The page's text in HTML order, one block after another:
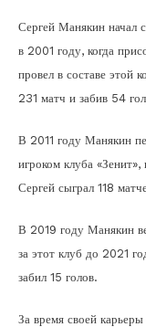
Сергей Манякин начал
в 2001 году, когда
провел в составе этой
231 матч и забив 54
В 2011 году Манякин
игроком клуба
Сергей сыграл 118
В 2019 году Манякин
за этот клуб до 2021
забил 15 голов.
За время своей